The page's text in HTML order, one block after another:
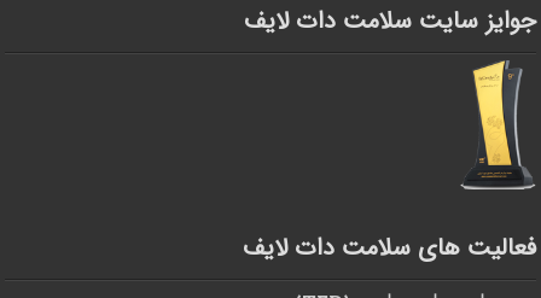
جوایز سایت سلامت دات لایف
فعالیت های سلامت دات لایف